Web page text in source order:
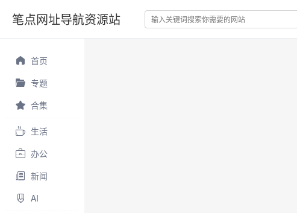
笔点网址导航资源站
首页
专题
合集
生活
办公
新闻
AI